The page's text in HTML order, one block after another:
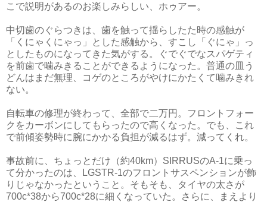
こで説明があるのお楽しみらしい、ホゥアー。
中切歯のぐらつきは、歯を触って揺らしたた時の感触が
「くにゃくにゃっ」とした感触から、すこし「ぐにゃ」っ
としたものになってきた気がする。ぐでぐでなスパゲティ
を前歯で噛みきることができるようになった。普通の皿う
どんはまだ無理、コゲのところがやけにかたくて噛みきれ
ない。
自転車の修理が終わって、全部で二万円。フロントフォー
クをカーボンにしてもらったので高くなった。でも、これ
で前傾姿勢時に腕にかかる負担が減るはず。減ってくれ。
事故前に、ちょっとだけ（約40km）SIRRUSのA-1に乗っ
て分かったのは、LGSTR-1のフロントサスペンションが飾
りじゃなかったということ。そもそも、タイヤの太さが
700c*38から700c*28に細くなっていた。さらに、まえより